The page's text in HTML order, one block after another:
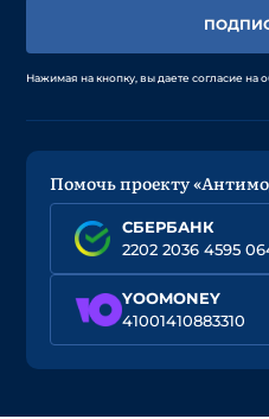
Нажимая на кнопку, вы даете согласие на
Помочь проекту
СБЕРБАНК
2202 2036 4595
YOOMONEY
41001410883310